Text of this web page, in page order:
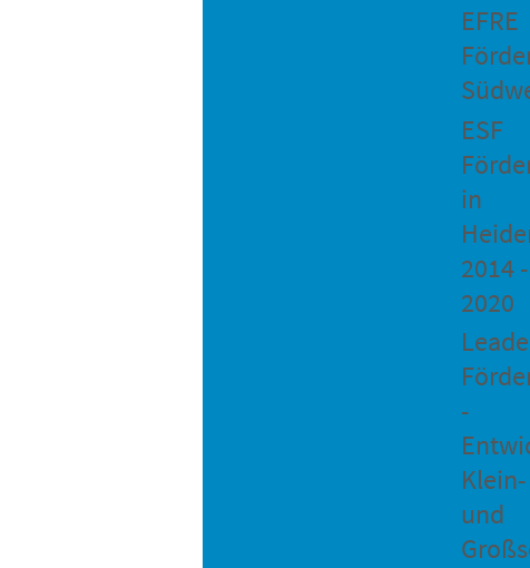
EFRE
ESF
in
2014 -
2020
-
Klein-
und